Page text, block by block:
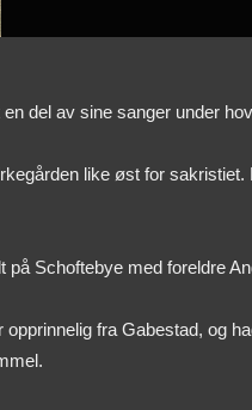
del av sine sanger under
like øst for
Schoftebye med foreldre
fra Gabestad, og